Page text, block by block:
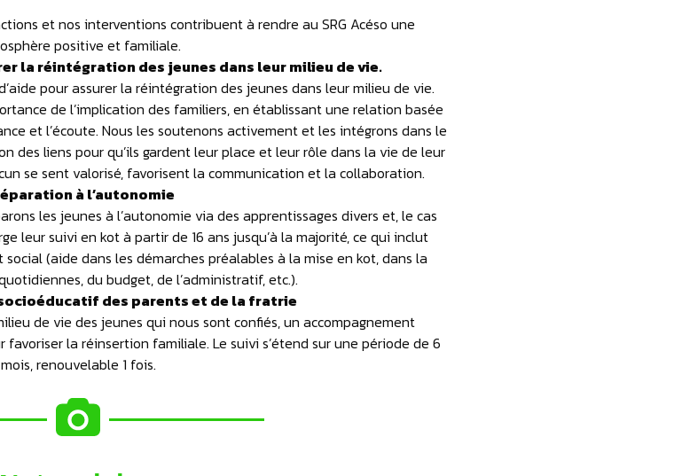
et nos interventions contribuent à rendre au SRG Acéso une
positive et familiale.
la réintégration des jeunes dans leur milieu de vie.
pour assurer la réintégration des jeunes dans leur milieu de vie.
de l’implication des familiers, en établissant une relation basée
et l’écoute. Nous les soutenons activement et les intégrons dans le
des liens pour qu’ils gardent leur place et leur rôle dans la vie de leur
se sent valorisé, favorisent la communication et la collaboration.
à l’autonomie
les jeunes à l’autonomie via des apprentissages divers et, le cas
leur suivi en kot à partir de 16 ans jusqu’à la majorité, ce qui inclut
(aide dans les démarches préalables à la mise en kot, dans la
du budget, de l’administratif, etc.).
des parents et de la fratrie
de vie des jeunes qui nous sont confiés, un accompagnement
la réinsertion familiale. Le suivi s’étend sur une période de 6
mois, renouvelable 1 fois.